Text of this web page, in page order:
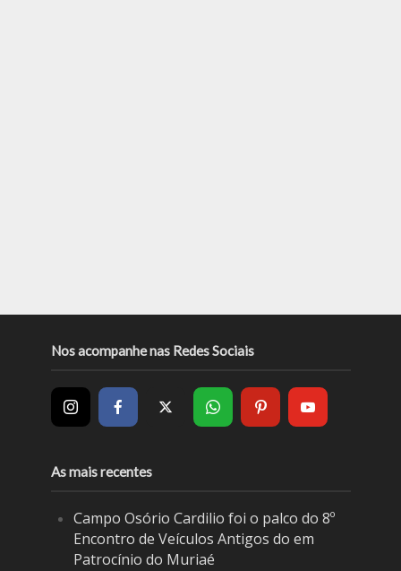
Nos acompanhe nas Redes Sociais
As mais recentes
Campo Osório Cardilio foi o palco do 8º
Encontro de Veículos Antigos do em
Patrocínio do Muriaé